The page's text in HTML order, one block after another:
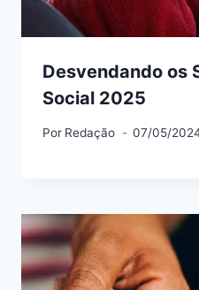
Desvendando os
Social 2025
Por Redação 07/05/